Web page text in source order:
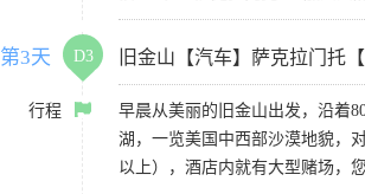
第3天 D3 旧金山【汽车】萨克拉门托
行程
早晨从美丽的旧金山出发，沿着
湖，一览美国中西部沙漠地貌，
以上），酒店内就有大型赌场，